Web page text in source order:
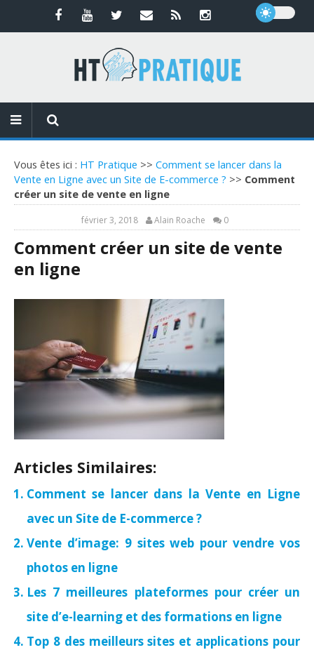
Vous êtes ici : HT Pratique >> Comment se lancer dans la
Vente en Ligne avec un Site de E-commerce ? >> Comment
créer un site de vente en ligne
février 3, 2018 Alain Roache 0
Comment créer un site de vente
en ligne
Articles Similaires:
Comment se lancer dans la Vente en Ligne
avec un Site de E-commerce ?
Vente d’image: 9 sites web pour vendre vos
photos en ligne
Les 7 meilleures plateformes pour créer un
site d’e-learning et des formations en ligne
Top 8 des meilleurs sites et applications pour